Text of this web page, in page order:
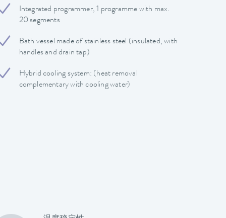
Integrated programmer, 1 programme with max.
20 segments
Bath vessel made of stainless steel (insulated, with
handles and drain tap)
Hybrid cooling system: (heat removal
complementary with cooling water)